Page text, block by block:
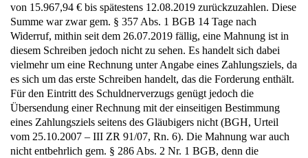
von 15.967,94 € bis spätestens 12.08.2019 zurückzuzahlen. Diese
Summe war zwar gem. § 357 Abs. 1 BGB 14 Tage nach
Widerruf, mithin seit dem 26.07.2019 fällig, eine Mahnung ist in
diesem Schreiben jedoch nicht zu sehen. Es handelt sich dabei
vielmehr um eine Rechnung unter Angabe eines Zahlungsziels, da
es sich um das erste Schreiben handelt, das die Forderung enthält.
Für den Eintritt des Schuldnerverzugs genügt jedoch die
Übersendung einer Rechnung mit der einseitigen Bestimmung
eines Zahlungsziels seitens des Gläubigers nicht (BGH, Urteil
vom 25.10.2007 – III ZR 91/07, Rn. 6). Die Mahnung war auch
nicht entbehrlich gem. § 286 Abs. 2 Nr. 1 BGB, denn die